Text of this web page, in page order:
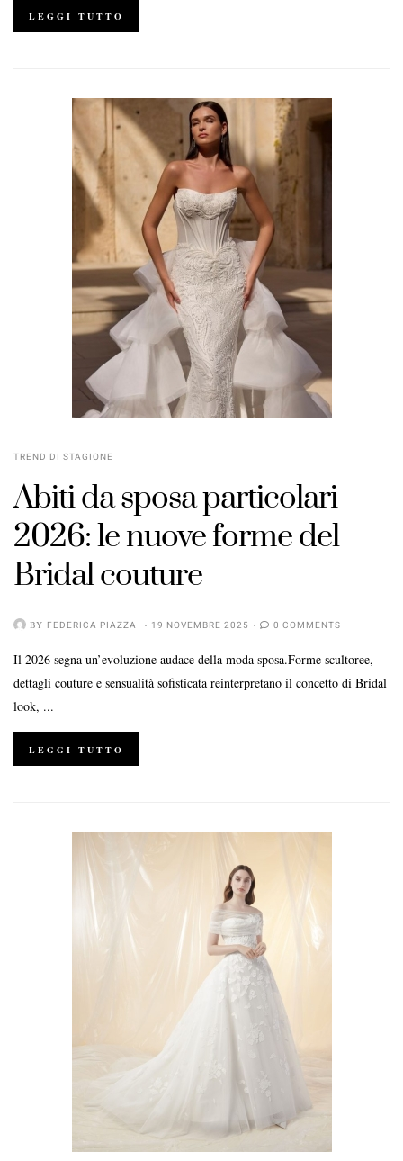
LEGGI TUTTO
TREND DI STAGIONE
Abiti da sposa particolari
2026: le nuove forme del
Bridal couture
BY FEDERICA PIAZZA 19 NOVEMBRE 2025 0 COMMENTS
Il 2026 segna un’evoluzione audace della moda sposa.Forme scultoree,
dettagli couture e sensualità sofisticata reinterpretano il concetto di Bridal
look, ...
LEGGI TUTTO